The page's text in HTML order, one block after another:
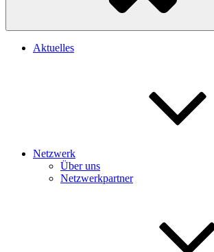
Aktuelles
Netzwerk
Über uns
Netzwerkpartner